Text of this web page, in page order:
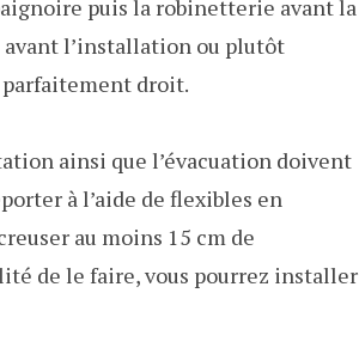
puis la robinetterie avant la
avant l’installation ou plutôt
parfaitement droit.
ainsi que l’évacuation doivent
à l’aide de flexibles en
au moins 15 cm de
de le faire, vous pourrez installer